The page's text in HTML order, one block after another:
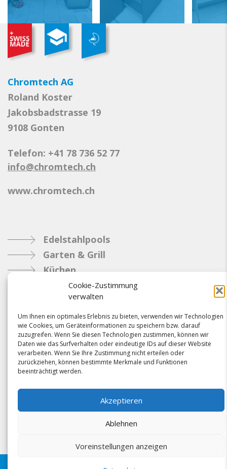
Cookie-Zustimmung
verwalten
Um Ihnen ein optimales Erlebnis zu bieten, verwenden wir Technologien
wie Cookies, um Geräteinformationen zu speichern bzw. darauf
zuzugreifen. Wenn Sie diesen Technologien zustimmen, können wir
Daten wie das Surfverhalten oder eindeutige IDs auf dieser Website
verarbeiten. Wenn Sie Ihre Zustimmung nicht erteilen oder
zurückziehen, können bestimmte Merkmale und Funktionen
beeinträchtigt werden.
Akzeptieren
Ablehnen
Voreinstellungen anzeigen
Chromtech AG
Roland Koster
Jakobsbadstrasse 19
9108 Gonten
Telefon: +41 78 736 52 77
info@chromtech.ch
www.chromtech.ch
Edelstahlpools
Garten & Grill
Küchen
Metallbau
Industrie
Referenzen
News
Samacostyle.ch
Impressum
Kontakt
AGBs & Verbindlichkeiten